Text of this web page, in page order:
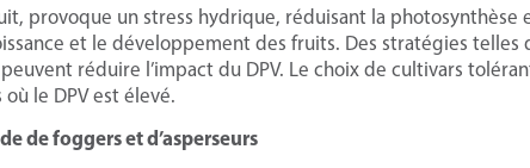
provoque un stress hydrique, réduisant la photosynthèse
et le développement des fruits. Des stratégies telles
réduire l’impact du DPV. Le choix de cultivars
le DPV est élevé.
de foggers et d’asperseurs